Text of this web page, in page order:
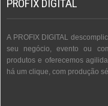
PROFIX DIGITAL
A PROFIX DIGITAL
seu negócio, evento ou
produtos e oferecemos
há um clique, com produção